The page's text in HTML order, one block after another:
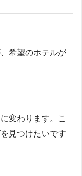
希望のホテルが
変わります。こ
見つけたいです